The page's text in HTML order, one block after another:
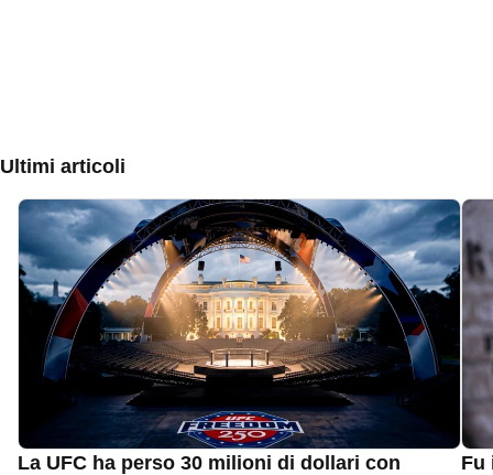
Ultimi articoli
La UFC ha perso 30 milioni di dollari con
Fu